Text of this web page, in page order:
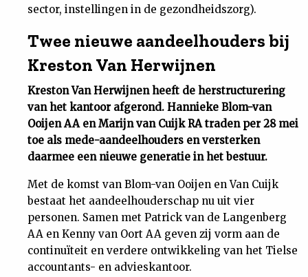
sector, instellingen in de gezondheidszorg).
Twee nieuwe aandeelhouders bij
Kreston Van Herwijnen
Kreston Van Herwijnen heeft de herstructurering
van het kantoor afgerond. Hannieke Blom-van
Ooijen AA en Marijn van Cuijk RA traden per 28 mei
toe als mede-aandeelhouders en versterken
daarmee een nieuwe generatie in het bestuur.
Met de komst van Blom-van Ooijen en Van Cuijk
bestaat het aandeelhouderschap nu uit vier
personen. Samen met Patrick van de Langenberg
AA en Kenny van Oort AA geven zij vorm aan de
continuïteit en verdere ontwikkeling van het Tielse
accountants- en advieskantoor.